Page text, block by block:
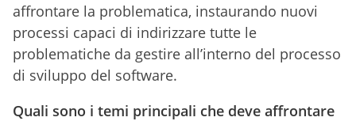
affrontare la problematica, instaurando nuovi
processi capaci di indirizzare tutte le
problematiche da gestire all’interno del processo
di sviluppo del software.
Quali sono i temi principali che deve affrontare